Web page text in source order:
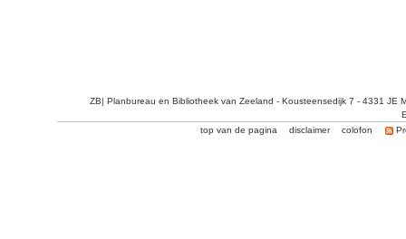
ZB| Planbureau en Bibliotheek van Zeeland - Kousteensedijk 7 - 4331 JE
top van de pagina
disclaimer colofon